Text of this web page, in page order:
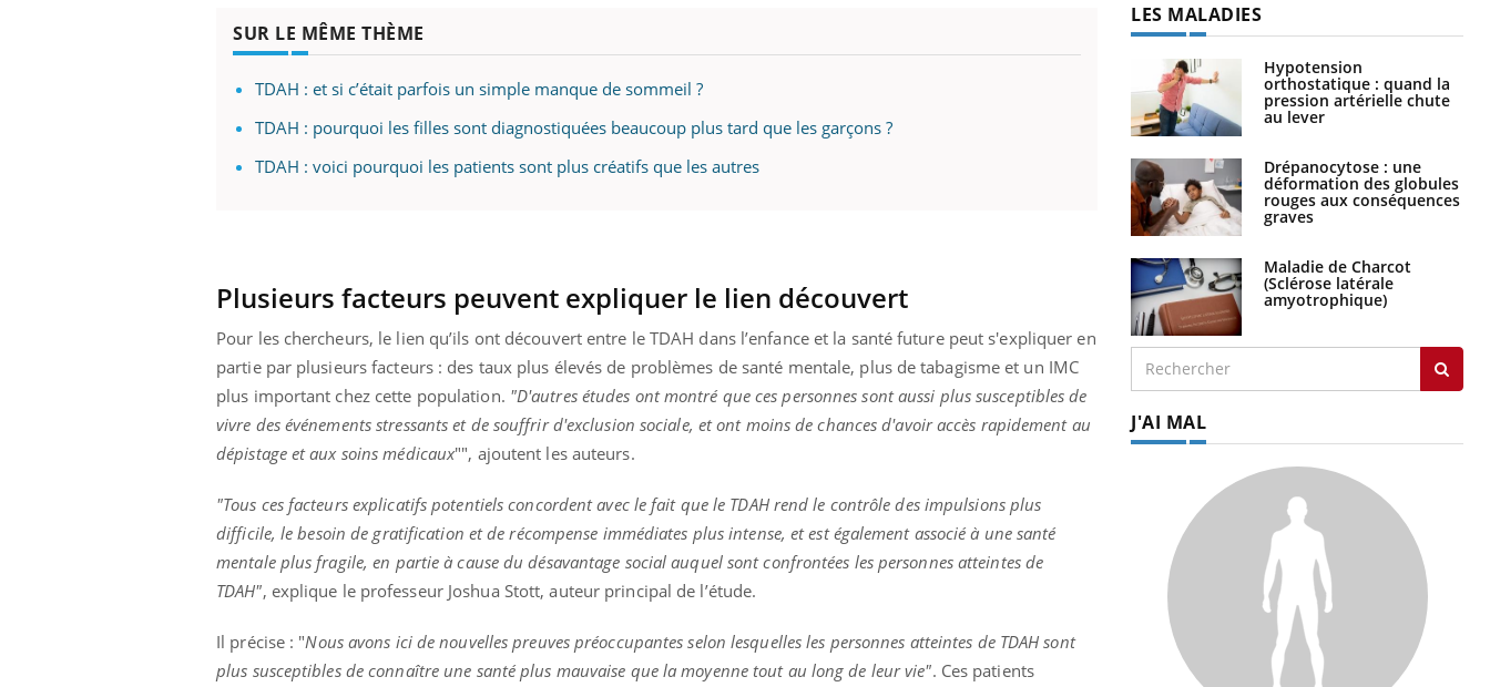
SUR LE MÊME THÈME
TDAH : et si c’était parfois un simple manque de sommeil ?
TDAH : pourquoi les filles sont diagnostiquées beaucoup plus tard que les garçons ?
TDAH : voici pourquoi les patients sont plus créatifs que les autres
Plusieurs facteurs peuvent expliquer le lien découvert
Pour les chercheurs, le lien qu’ils ont découvert entre le TDAH dans l’enfance et la santé future peut s'expliquer en
partie par plusieurs facteurs : des taux plus élevés de problèmes de santé mentale, plus de tabagisme et un IMC
plus important chez cette population. "D'autres études ont montré que ces personnes sont aussi plus susceptibles de
vivre des événements stressants et de souffrir d'exclusion sociale, et ont moins de chances d'avoir accès rapidement au
dépistage et aux soins médicaux"", ajoutent les auteurs.
"Tous ces facteurs explicatifs potentiels concordent avec le fait que le TDAH rend le contrôle des impulsions plus
difficile, le besoin de gratification et de récompense immédiates plus intense, et est également associé à une santé
mentale plus fragile, en partie à cause du désavantage social auquel sont confrontées les personnes atteintes de
TDAH", explique le professeur Joshua Stott, auteur principal de l’étude.
Il précise : "Nous avons ici de nouvelles preuves préoccupantes selon lesquelles les personnes atteintes de TDAH sont
plus susceptibles de connaître une santé plus mauvaise que la moyenne tout au long de leur vie". Ces patients
LES MALADIES
Hypotension
orthostatique : quand la
pression artérielle chute
au lever
Drépanocytose : une
déformation des globules
rouges aux conséquences
graves
Maladie de Charcot
(Sclérose latérale
amyotrophique)
J'AI MAL